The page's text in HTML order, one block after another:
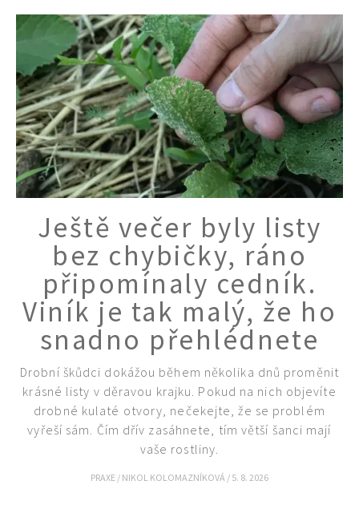
Ještě večer byly listy
bez chybičky, ráno
připomínaly cedník.
Viník je tak malý, že ho
snadno přehlédnete
Drobní škůdci dokážou během několika dnů proměnit
krásné listy v děravou krajku. Pokud na nich objevíte
drobné kulaté otvory, nečekejte, že se problém
vyřeší sám. Čím dřív zasáhnete, tím větší šanci mají
vaše rostliny.
PRAXE / NIKOL KOLOMAZNÍKOVÁ / 5. 8. 2026